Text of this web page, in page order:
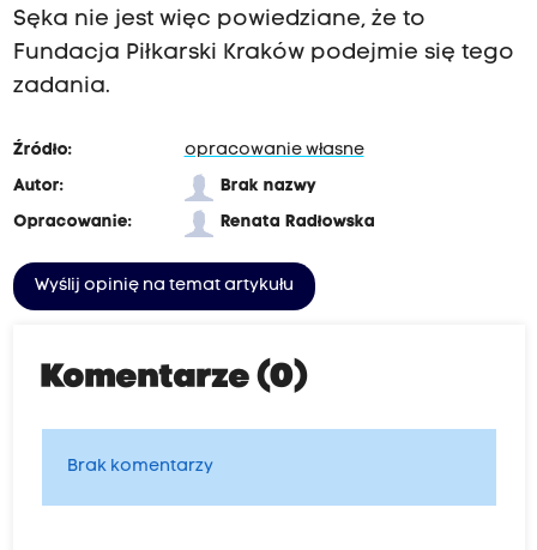
Sęka nie jest więc powiedziane, że to
Fundacja Piłkarski Kraków podejmie się tego
zadania.
Źródło:
opracowanie własne
Autor:
Brak nazwy
Opracowanie:
Renata Radłowska
Wyślij opinię na temat artykułu
Komentarze (0)
Brak komentarzy